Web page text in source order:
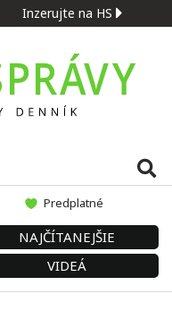
Inzerujte na HS
Predplatné
NAJČÍTANEJŠIE
VIDEÁ